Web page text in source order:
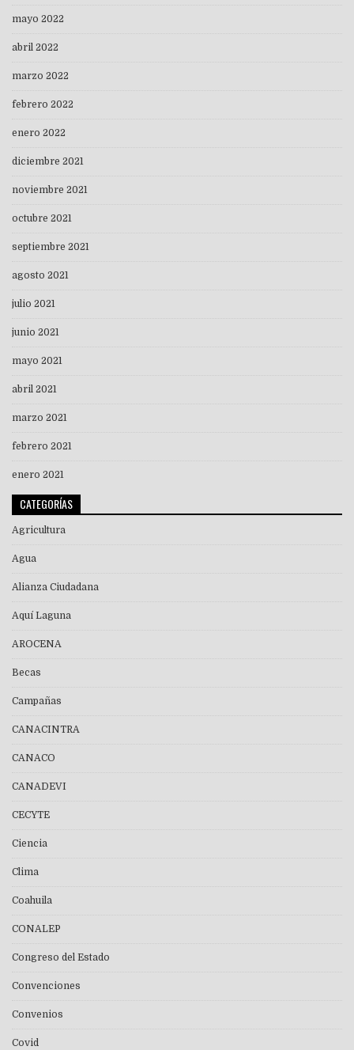
mayo 2022
abril 2022
marzo 2022
febrero 2022
enero 2022
diciembre 2021
noviembre 2021
octubre 2021
septiembre 2021
agosto 2021
julio 2021
junio 2021
mayo 2021
abril 2021
marzo 2021
febrero 2021
enero 2021
CATEGORÍAS
Agricultura
Agua
Alianza Ciudadana
Aquí Laguna
AROCENA
Becas
Campañas
CANACINTRA
CANACO
CANADEVI
CECYTE
Ciencia
Clima
Coahuila
CONALEP
Congreso del Estado
Convenciones
Convenios
Covid